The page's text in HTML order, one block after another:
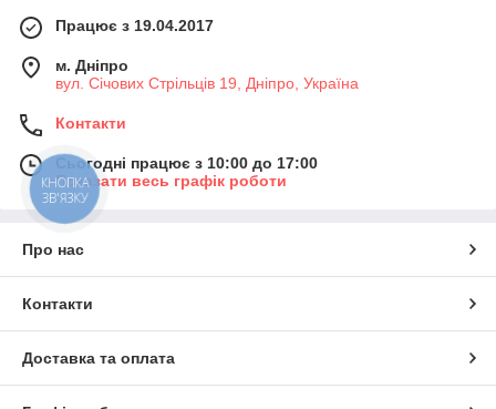
Працює з 19.04.2017
м. Дніпро
вул. Січових Стрільців 19, Дніпро, Україна
Контакти
Сьогодні працює з 10:00 до 17:00
Показати весь графік роботи
Про нас
Контакти
Доставка та оплата
КНОПКА
ЗВ'ЯЗКУ